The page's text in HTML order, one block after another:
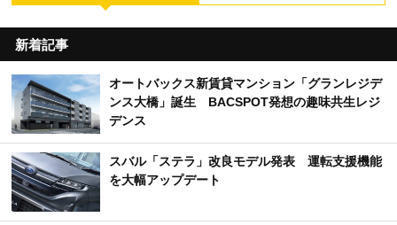
新着記事
オートバックス新賃貸マンション「グランレジデ
ンス大橋」誕生 BACSPOT発想の趣味共生レジ
デンス
スバル「ステラ」改良モデル発表 運転支援機能
を大幅アップデート